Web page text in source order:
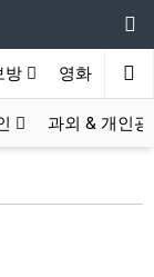
방 영화 & TV보
과외 & 개인